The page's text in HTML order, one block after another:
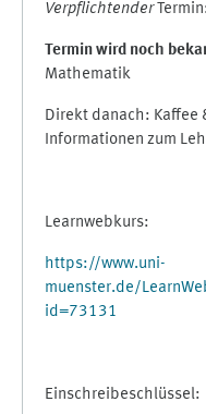
Verpflichtender
Termin wird noch
Mathematik
Direkt danach: Kaffee
Informationen zum
Learnwebkurs:
https://www.uni-
muenster.de/
id=73131
Einschreibeschlüssel: